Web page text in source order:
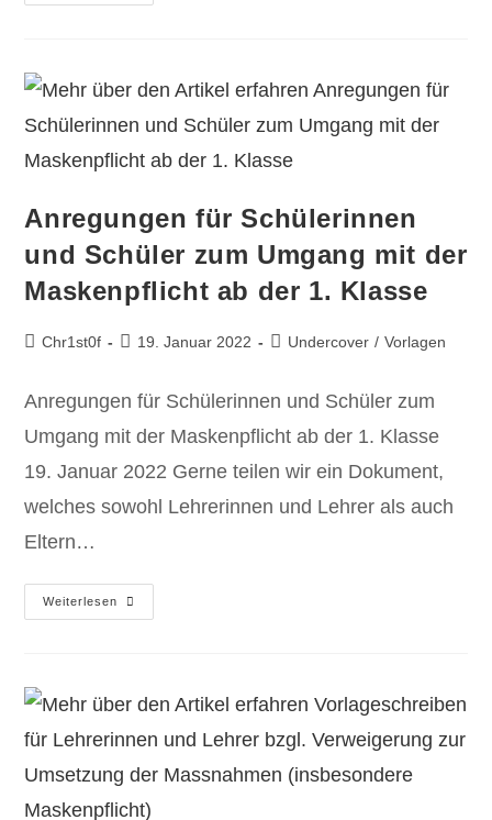
Anregungen für Schülerinnen
und Schüler zum Umgang mit der
Maskenpflicht ab der 1. Klasse
Chr1st0f 19. Januar 2022 Undercover / Vorlagen
Anregungen für Schülerinnen und Schüler zum
Umgang mit der Maskenpflicht ab der 1. Klasse
19. Januar 2022 Gerne teilen wir ein Dokument,
welches sowohl Lehrerinnen und Lehrer als auch
Eltern…
Weiterlesen